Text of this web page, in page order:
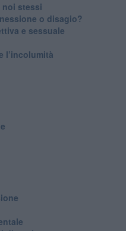
noi stessi
o disagio?
e sessuale
l’incolumità